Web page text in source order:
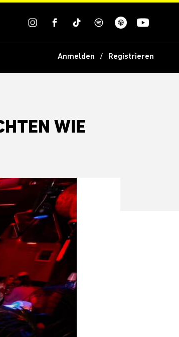
Anmelden Registrieren
WIE